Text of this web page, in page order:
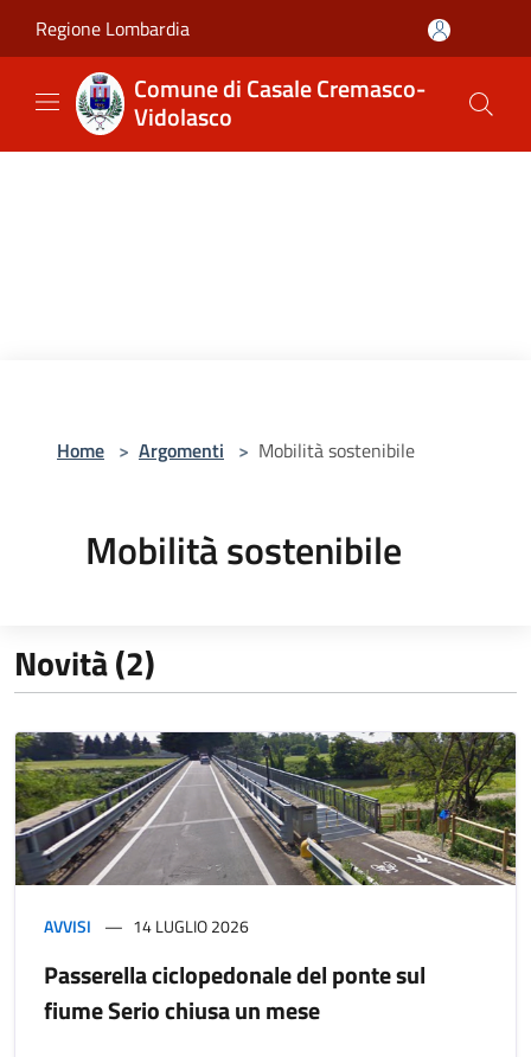
Regione Lombardia
Comune di Casale Cremasco-
Vidolasco
Home > Argomenti > Mobilità sostenibile
Mobilità sostenibile
Novità (2)
AVVISI 14 LUGLIO 2026
Passerella ciclopedonale del ponte sul
fiume Serio chiusa un mese